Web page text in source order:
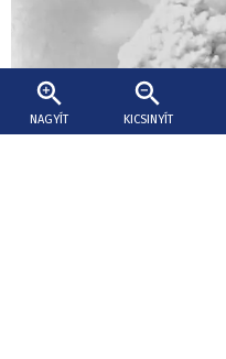
NAGYÍT KICSINYÍT